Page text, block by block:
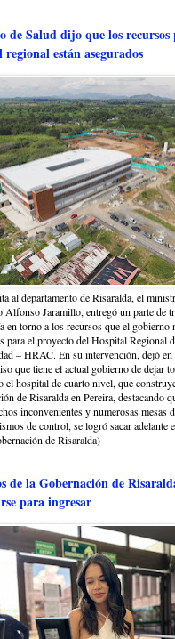
de Salud dijo que los recursos
regional están asegurados
al departamento de Risaralda, el
Alfonso Jaramillo, entregó un parte de
en torno a los recursos que el gobierno
para el proyecto del Hospital Regional
– HRAC. En su intervención, dejó en
que tiene el actual gobierno de dejar
el hospital de cuarto nivel, que
de Risaralda en Pereira, destacando
inconvenientes y numerosas mesas
de control, se logró sacar adelante
de Risaralda)
de la Gobernación de
para ingresar